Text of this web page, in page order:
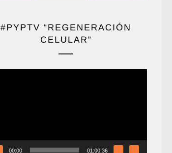
#PYPTV “REGENERACIÓN
CELULAR”
00:00 01:00:36